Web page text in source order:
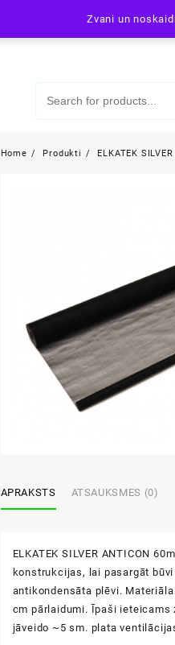
Zvani un
Home Produkti ELKATEK
APRAKSTS ATSAUKSMES (0)
ELKATEK SILVER ANTICON
konstrukcijas, lai pasargāt
antikondensāta plēvi.
cm pārlaidumi. Īpaši ieteicams
jāveido ~5 sm. plata